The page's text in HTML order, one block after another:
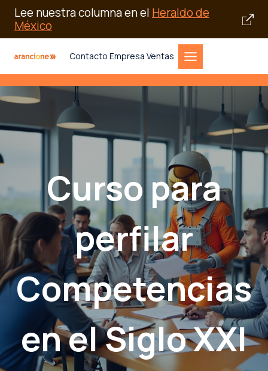
Lee nuestra columna en el Heraldo de
México
contenido
Contacto Empresa Ventas
Curso para
perfilar
Competencias
en el Siglo XXI